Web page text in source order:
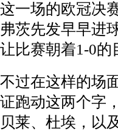
这一场的欧冠决
弗茨先发早早进
让比赛朝着1-0的
不过在这样的场
证跑动这两个字
贝莱、杜埃，以